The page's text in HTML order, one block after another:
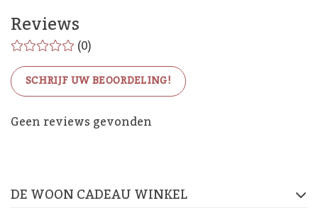
Reviews
(0)
SCHRIJF UW BEOORDELING!
Geen reviews gevonden
De Woon Cadeau Winkel
DE WOON CADEAU WINKEL